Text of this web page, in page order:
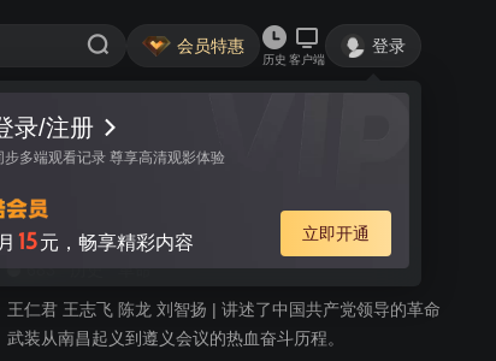
会员特惠
历史 客户端
登录
录/注册
步多端观看记录 尊享高清观影体验
15元，畅享精彩内容 立即开通
视频 讨论
浴血荣光
革命
王仁君 王志飞 陈龙 刘智扬 | 讲述了中国共产党领导的革命
武装从南昌起义到遵义会议的热血奋斗历程。